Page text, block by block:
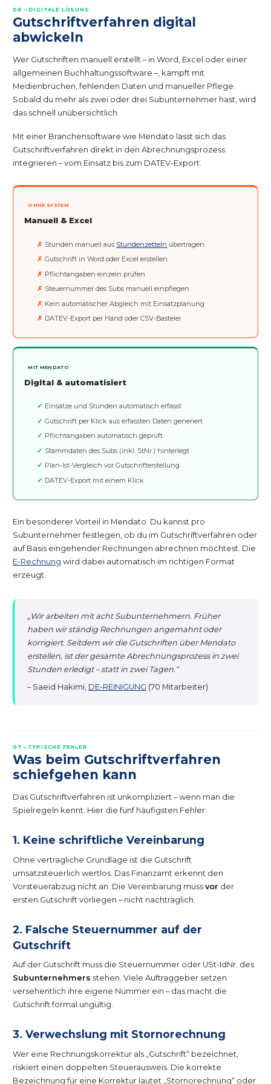
06 – DIGITALE LÖSUNG
Gutschriftverfahren digital
abwickeln
Wer Gutschriften manuell erstellt – in Word, Excel oder einer
allgemeinen Buchhaltungssoftware –, kämpft mit
Medienbrüchen, fehlenden Daten und manueller Pflege.
Sobald du mehr als zwei oder drei Subunternehmer hast, wird
das schnell unübersichtlich.
Mit einer Branchensoftware wie Mendato lässt sich das
Gutschriftverfahren direkt in den Abrechnungsprozess
integrieren – vom Einsatz bis zum DATEV-Export.
OHNE SYSTEM
Manuell & Excel
Stunden manuell aus Stundenzetteln übertragen
Gutschrift in Word oder Excel erstellen
Pflichtangaben einzeln prüfen
Steuernummer des Subs manuell einpflegen
Kein automatischer Abgleich mit Einsatzplanung
DATEV-Export per Hand oder CSV-Bastelei
MIT MENDATO
Digital & automatisiert
Einsätze und Stunden automatisch erfasst
Gutschrift per Klick aus erfassten Daten generiert
Pflichtangaben automatisch geprüft
Stammdaten des Subs (inkl. StNr.) hinterlegt
Plan-Ist-Vergleich vor Gutschrifterstellung
DATEV-Export mit einem Klick
Ein besonderer Vorteil in Mendato: Du kannst pro
Subunternehmer festlegen, ob du im Gutschriftverfahren oder
auf Basis eingehender Rechnungen abrechnen möchtest. Die
E-Rechnung wird dabei automatisch im richtigen Format
erzeugt.
„Wir arbeiten mit acht Subunternehmern. Früher
haben wir ständig Rechnungen angemahnt oder
korrigiert. Seitdem wir die Gutschriften über Mendato
erstellen, ist der gesamte Abrechnungsprozess in zwei
Stunden erledigt – statt in zwei Tagen.“
– Saeid Hakimi, DE-REINIGUNG (70 Mitarbeiter)
07 – TYPISCHE FEHLER
Was beim Gutschriftverfahren
schiefgehen kann
Das Gutschriftverfahren ist unkompliziert – wenn man die
Spielregeln kennt. Hier die fünf häufigsten Fehler:
1. Keine schriftliche Vereinbarung
Ohne vertragliche Grundlage ist die Gutschrift
umsatzsteuerlich wertlos. Das Finanzamt erkennt den
Vorsteuerabzug nicht an. Die Vereinbarung muss vor der
ersten Gutschrift vorliegen – nicht nachträglich.
2. Falsche Steuernummer auf der
Gutschrift
Auf der Gutschrift muss die Steuernummer oder USt-IdNr. des
Subunternehmers stehen. Viele Auftraggeber setzen
versehentlich ihre eigene Nummer ein – das macht die
Gutschrift formal ungültig.
3. Verwechslung mit Stornorechnung
Wer eine Rechnungskorrektur als „Gutschrift“ bezeichnet,
riskiert einen doppelten Steuerausweis. Die korrekte
Bezeichnung für eine Korrektur lautet „Stornorechnung“ oder